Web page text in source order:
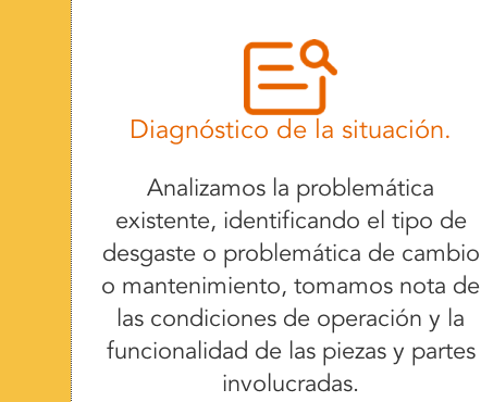
Diagnóstico de la situación.
Analizamos la problemática
existente, identificando el tipo de
desgaste o problemática de cambio
o mantenimiento, tomamos nota de
las condiciones de operación y la
funcionalidad de las piezas y partes
involucradas.